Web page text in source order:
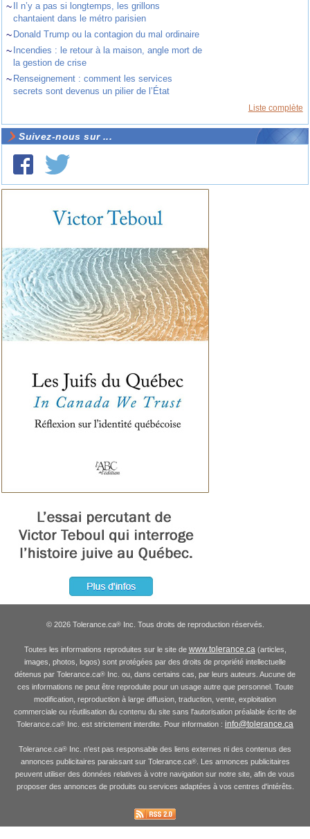
~
Il n’y a pas si longtemps, les grillons
chantaient dans le métro parisien
~ Donald Trump ou la contagion du mal ordinaire
~ Incendies : le retour à la maison, angle mort de
la gestion de crise
~ Renseignement : comment les services
secrets sont devenus un pilier de l’État
Liste complète
Suivez-nous sur ...
© 2026 Tolerance.ca®Inc. Tous droits de reproduction réservés.
Toutes les informations reproduites sur le site de www.tolerance.ca(articles,
images, photos, logos) sont protégées par des droits de propriété intellectuelle
détenus par Tolerance.ca® Inc. ou, dans certains cas, par leurs auteurs. Aucune de
ces informations ne peut être reproduite pour un usage autre que personnel. Toute
modification, reproduction à large diffusion, traduction, vente, exploitation
commerciale ou réutilisation du contenu du site sans l'autorisation préalable écrite de
Tolerance.ca® Inc. est strictement interdite. Pour information : info@tolerance.ca
Tolerance.ca® Inc. n'est pas responsable des liens externes ni des contenus des
annonces publicitaires paraissant sur Tolerance.ca®. Les annonces publicitaires
peuvent utiliser des données relatives à votre navigation sur notre site, afin de vous
proposer des annonces de produits ou services adaptées à vos centres d'intérêts.